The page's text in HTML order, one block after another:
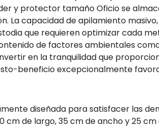
y protector tamaño Oficio se
La capacidad de apilamiento
que requieren optimizar cada
de factores ambientales como
en la tranquilidad que
beneficio excepcionalmente
diseñada para satisfacer las
cm de largo, 35 cm de ancho y 25